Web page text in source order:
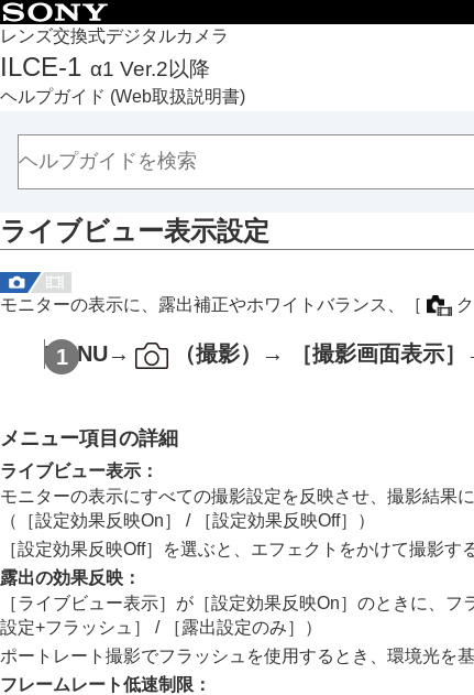
レンズ交換式デジタルカメラ
ILCE-1 α1 Ver.2以降
ヘルプガイド (Web取扱説明書)
トップページ
ヘルプガイドの使いかた
必ずお読みください
本体と付属品を確認する
本機の基本操作
MENU一覧から機能を探す
撮影機能を活用する
この章の目次
顔/瞳AF
フォーカス機能を使う
露出/測光を調整する
ISO感度を選ぶ
ホワイトバランス
画像に効果を加える
ドライブモードを使う（連写/セルフタ
インターバル撮影機能
より高解像の静止画を撮影する
ライブビュー表示設定
モニターの表示に、露出補正やホワイトバランス、 ［
MENU→ （撮影）→ ［撮影画面表示］
メニュー項目の詳細
ライブビュー表示 ：
モニターの表示にすべての撮影設定を反映させ、撮影結果
（
［設定効果反映On］ / ［設定効果反映Off］
）
［設定効果反映Off］
を選ぶと、エフェクトをかけて撮影す
露出の効果反映 ：
［ライブビュー表示］ が ［設定効果反映On］ のときに、フ
設定+フラッシュ］
/ ［露出設定のみ］
）
ポートレート撮影でフラッシュを使用するとき、環境光を
フレームレート低速制限 ：